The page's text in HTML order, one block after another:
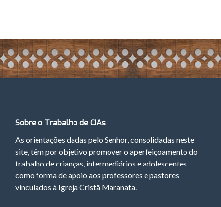
Sobre o Trabalho de CIAs
As orientações dadas pelo Senhor, consolidadas neste
site, têm por objetivo promover o aperfeiçoamento do
trabalho de crianças, intermediários e adolescentes
como forma de apoio aos professores e pastores
vinculados à Igreja Cristã Maranata.